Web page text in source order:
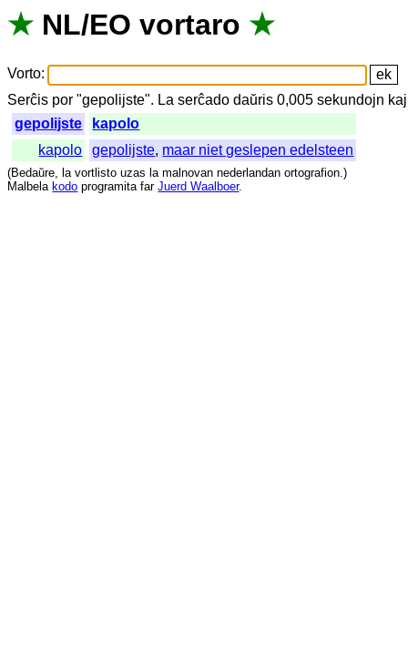
★ NL/EO vortaro ★
Vorto:
Serĉis por "gepolijste". La serĉado daŭris 0,005sekundojn kaj
gepolijste
kapolo
kapolo
gepolijste, maar niet geslepen edelsteen
(Bedaŭre, la vortlisto uzas la malnovan nederlandan ortografion.)
Malbela kodo programita far Juerd Waalboer.